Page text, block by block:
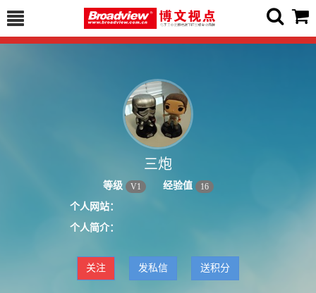
三炮
等级 V1 经验值 16
个人网站：
个人简介：
关注 发私信 送积分